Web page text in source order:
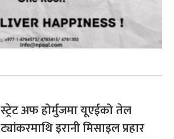
स्ट्रेट अफ होर्मुजमा यूएईको तेल
ट्यांकरमाथि इरानी मिसाइल प्रहार